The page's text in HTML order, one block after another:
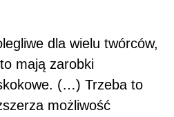
dla wielu twórców,
mają zarobki
(…) Trzeba to
możliwość